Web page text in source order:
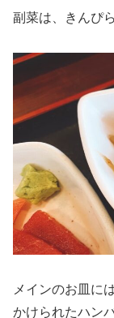
副菜は、きんぴ
メインのお皿に
かけられたハン